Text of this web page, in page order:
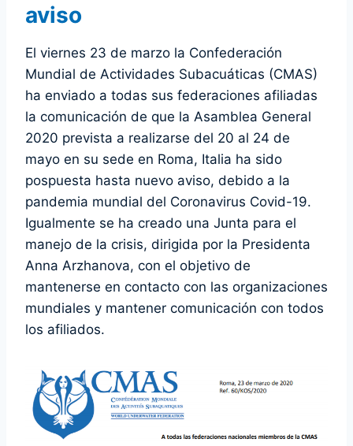
aviso
El viernes 23 de marzo la Confederación
Mundial de Actividades Subacuáticas (CMAS)
ha enviado a todas sus federaciones afiliadas
la comunicación de que la Asamblea General
2020 prevista a realizarse del 20 al 24 de
mayo en su sede en Roma, Italia ha sido
pospuesta hasta nuevo aviso, debido a la
pandemia mundial del Coronavirus Covid-19.
Igualmente se ha creado una Junta para el
manejo de la crisis, dirigida por la Presidenta
Anna Arzhanova, con el objetivo de
mantenerse en contacto con las organizaciones
mundiales y mantener comunicación con todos
los afiliados.